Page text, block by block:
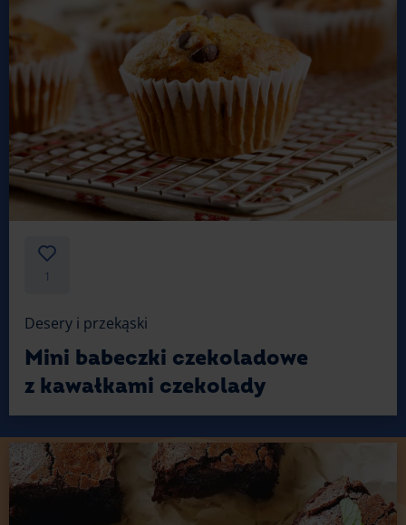
1
Desery i przekąski
Mini babeczki czekoladowe
z kawałkami czekolady